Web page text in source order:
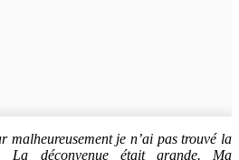
malheureusement je n’ai pas trouvé la
La déconvenue était grande. Ma